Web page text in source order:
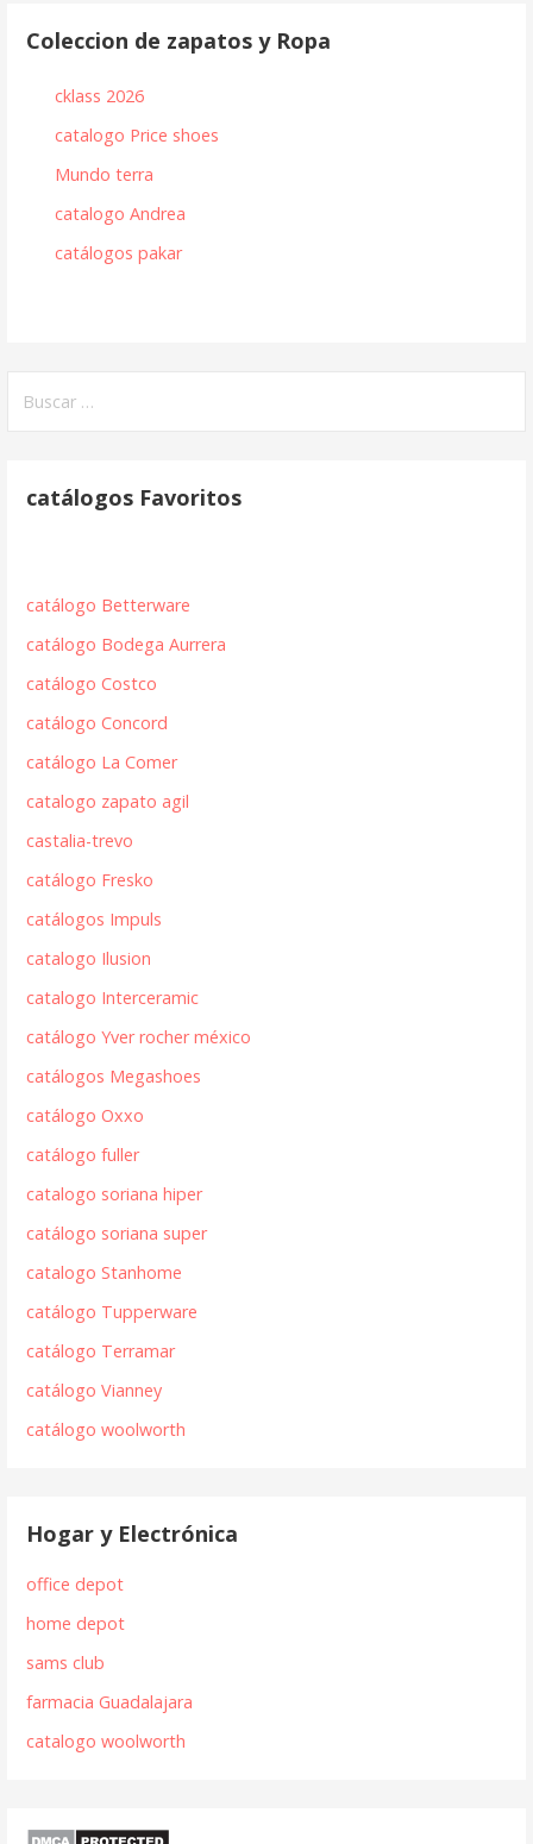
Coleccion de zapatos y Ropa
cklass 2026
catalogo Price shoes
Mundo terra
catalogo Andrea
catálogos pakar
catálogos Favoritos
catálogo Betterware
catálogo Bodega Aurrera
catálogo Costco
catálogo Concord
catálogo La Comer
catalogo zapato agil
castalia-trevo
catálogo Fresko
catálogos Impuls
catalogo Ilusion
catalogo Interceramic
catálogo Yver rocher méxico
catálogos Megashoes
catálogo Oxxo
catálogo fuller
catalogo soriana hiper
catálogo soriana super
catalogo Stanhome
catálogo Tupperware
catálogo Terramar
catálogo Vianney
catálogo woolworth
Hogar y Electrónica
office depot
home depot
sams club
farmacia Guadalajara
catalogo woolworth